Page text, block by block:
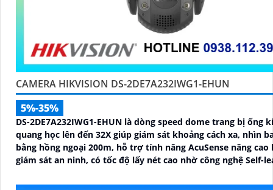
CAMERA HIKVISION DS-2DE7A232IWG1-EHUN
5%-35%
DS-2DE7A232IWG1-EHUN là dòng speed dome trang bị ống
quang học lên đến 32X giúp giám sát khoảng cách xa, nhìn
bằng hồng ngoại 200m, hỗ trợ tính năng AcuSense nâng cao
giám sát an ninh, có tốc độ lấy nét cao nhờ công nghệ Self-